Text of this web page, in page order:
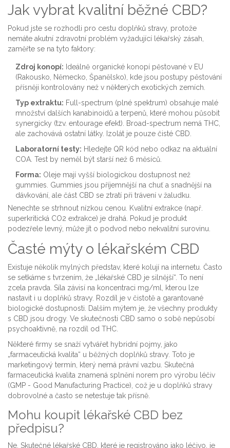
Jak vybrat kvalitní běžné CBD?
Pokud jste se rozhodli pro cestu doplňků stravy, protože
nemáte akutní zdravotní problém vyžadující lékařský zásah,
zaměřte se na tyto faktory:
Zdroj konopí: Ideálně organické konopí pěstované v EU
(Rakousko, Německo, Španělsko), kde jsou postupy pěstování
přísněji kontrolovány než v některých exotických zemích.
Typ extraktu: Full-spectrum (plné spektrum) obsahuje malé
množství dalších kanabinoidů a terpenů, které mohou působit
synergicky (tzv. entourage efekt). Broad-spectrum nemá THC,
ale zachovává ostatní látky. Izolát je pouze čisté CBD.
Laboratorní testy: Hledejte QR kód nebo odkaz na aktuální
COA. Test by neměl být starší než 6 měsíců.
Forma: Oleje mají vyšší biologickou dostupnost než
gummies. Gummies jsou příjemnější na chuť a snadnější na
dávkování, ale část CBD se ztratí při trávení v žaludku.
Nenechte se strhnout nízkou cenou. Kvalitní extrakce (např.
superkritická CO2 extrakce) je drahá. Pokud je produkt
podezřele levný, může jít o podvod nebo nekvalitní surovinu.
Časté mýty o lékařském CBD
Existuje několik mylných představ, které kolují na internetu. Často
se setkáme s tvrzením, že „lékařské CBD je silnější“. To není
zcela pravda. Síla závisí na koncentraci mg/ml, kterou lze
nastavit i u doplňků stravy. Rozdíl je v čistotě a garantované
biologické dostupnosti. Dalším mýtem je, že všechny produkty
s CBD jsou drogy. Ve skutečnosti CBD samo o sobě nepůsobí
psychoaktivně, na rozdíl od THC.
Některé firmy se snaží vytvářet hybridní pojmy, jako
„farmaceutická kvalita“ u běžných doplňků stravy. Toto je
marketingový termín, který nemá právní vazbu. Skutečná
farmaceutická kvalita znamená splnění norem pro výrobu léčiv
(GMP - Good Manufacturing Practice), což je u doplňků stravy
dobrovolné a často se netestuje tak přísně.
Mohu koupit lékařské CBD bez
předpisu?
Ne. Skutečné lékařské CBD, které je registrováno jako léčivo, je